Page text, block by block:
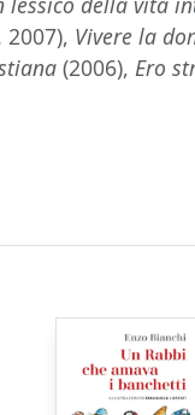
2007), Vivere la
(2006),Ero